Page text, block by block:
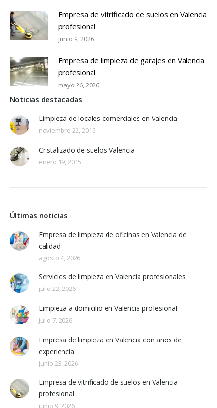
Empresa de vitrificado de suelos en Valencia
profesional
junio 9, 2026
Empresa de limpieza de garajes en Valencia
profesional
mayo 26, 2026
Noticias destacadas
Limpieza de locales comerciales en Valencia
noviembre 22, 2016
Cristalizado de suelos Valencia
enero 19, 2015
Últimas noticias
Empresa de limpieza de oficinas en Valencia de
calidad
agosto 4, 2026
Servicios de limpieza en Valencia profesionales
julio 22, 2026
Limpieza a domicilio en Valencia profesional
julio 7, 2026
Empresa de limpieza en Valencia con años de
experiencia
junio 23, 2026
Empresa de vitrificado de suelos en Valencia
profesional
junio 9, 2026